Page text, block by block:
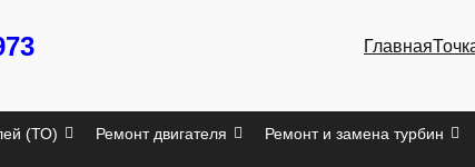
Главная
(ТО) Ремонт двигателя Ремонт и замена турбин